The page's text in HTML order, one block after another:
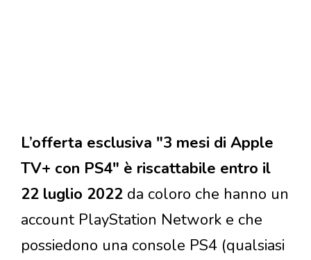
L’offerta esclusiva "3 mesi di Apple
TV+ con PS4" è riscattabile entro il
22 luglio 2022 da coloro che hanno un
account PlayStation Network e che
possiedono una console PS4 (qualsiasi